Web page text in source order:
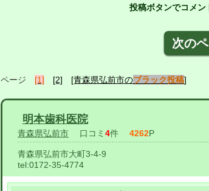
投稿ボタンでコメン
次の
ページ [1] [2] [青森県弘前市のブラック投稿]
明本歯科医院
青森県弘前市 口コミ 4件 4262P
青森県弘前市大町3-4-9
tel:0172-35-4774